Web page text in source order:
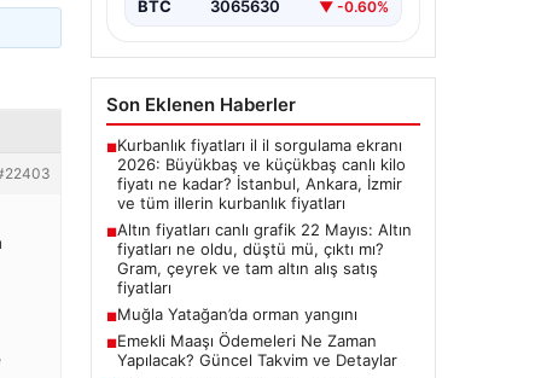
BTC 3065630 ▼ -0.60%
Son Eklenen Haberler
■Kurbanlık fiyatları il il sorgulama ekranı
2026: Büyükbaş ve küçükbaş canlı kilo
fiyatı ne kadar? İstanbul, Ankara, İzmir
ve tüm illerin kurbanlık fiyatları
■Altın fiyatları canlı grafik 22 Mayıs: Altın
fiyatları ne oldu, düştü mü, çıktı mı?
Gram, çeyrek ve tam altın alış satış
fiyatları
■Muğla Yatağan’da orman yangını
■Emekli Maaşı Ödemeleri Ne Zaman
Yapılacak? Güncel Takvim ve Detaylar